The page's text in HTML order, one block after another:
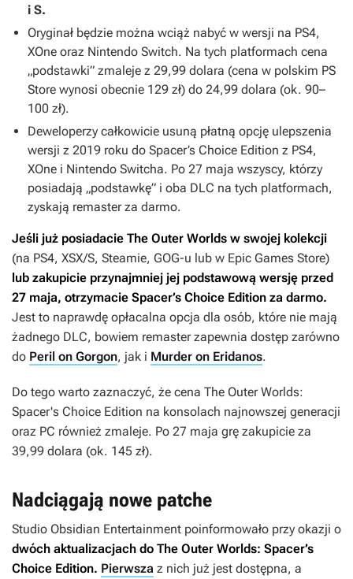
i S.
Oryginał będzie można wciąż nabyć w wersji na PS4,
XOne oraz Nintendo Switch. Na tych platformach cena
„podstawki” zmaleje z 29,99 dolara (cena w polskim PS
Store wynosi obecnie 129 zł) do 24,99 dolara (ok. 90–
100 zł).
Deweloperzy całkowicie usuną płatną opcję ulepszenia
wersji z 2019 roku do Spacer’s Choice Edition z PS4,
XOne i Nintendo Switcha. Po 27 maja wszyscy, którzy
posiadają „podstawkę” i oba DLC na tych platformach,
zyskają remaster za darmo.
Jeśli już posiadacie The Outer Worlds w swojej kolekcji
(na PS4, XSX/S, Steamie, GOG-u lub w Epic Games Store)
lub zakupicie przynajmniej jej podstawową wersję przed
27 maja, otrzymacie Spacer’s Choice Edition za darmo.
Jest to naprawdę opłacalna opcja dla osób, które nie mają
żadnego DLC, bowiem remaster zapewnia dostęp zarówno
do Peril on Gorgon, jak i Murder on Eridanos.
Do tego warto zaznaczyć, że cena The Outer Worlds:
Spacer's Choice Edition na konsolach najnowszej generacji
oraz PC również zmaleje. Po 27 maja grę zakupicie za
39,99 dolara (ok. 145 zł).
Nadciągają nowe patche
Studio Obsidian Entertainment poinformowało przy okazji o
dwóch aktualizacjach do The Outer Worlds: Spacer’s
Choice Edition. Pierwsza z nich już jest dostępna, a